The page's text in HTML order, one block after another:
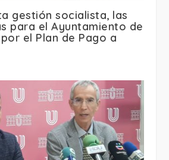
gestión socialista, las
para el Ayuntamiento de
el Plan de Pago a